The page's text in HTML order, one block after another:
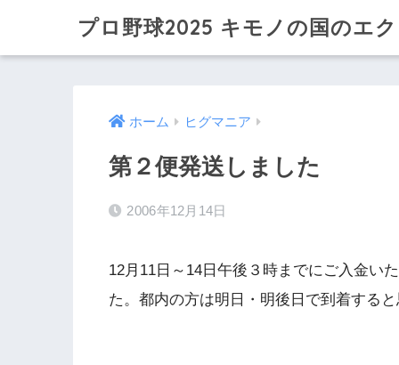
プロ野球2025 キモノの国のエ
ホーム ヒグマニア
第２便発送しました
2006年12月14日
12月11日～14日午後３時までにご入金い
た。都内の方は明日・明後日で到着する